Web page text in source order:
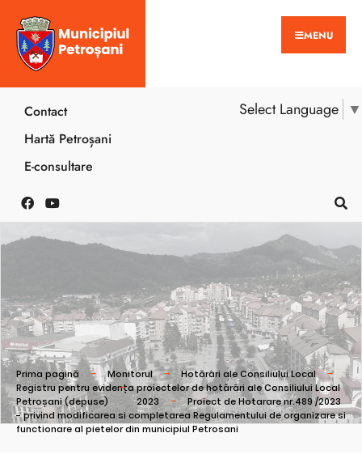
MENU
Select Language ▼
Contact
Hartă Petroșani
E-consultare
Prima pagină Monitorul
Hotărâri ale Consiliului Local
Registru pentru evidența proiectelor de hotărâri ale Consiliului Local
Petroșani (depuse)
2023
Proiect de Hotarare nr.489 /2023
- privind modificarea si completarea Regulamentului de organizare si
functionare al pietelor din municipiul Petrosani